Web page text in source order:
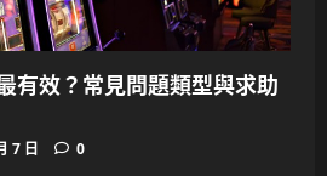
有效？常見問題類型與求助
7 日 0